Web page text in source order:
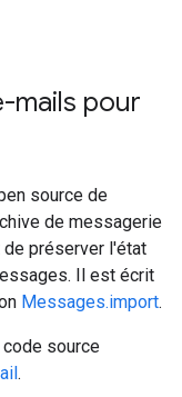
mails pour
source de
de messagerie
de préserver l'état
Il est écrit
Messages.import.
source
.